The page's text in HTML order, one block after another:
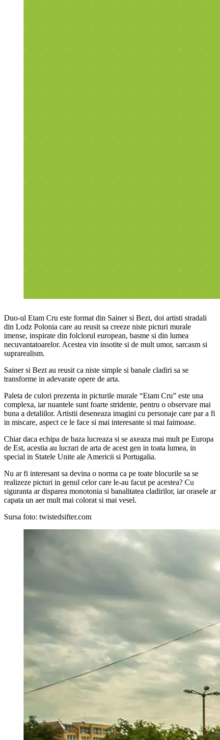
Duo-ul Etam Cru este format din Sainer si Bezt, doi artisti stradali
din Lodz Polonia care au reusit sa creeze niste picturi murale
imense, inspirate din folclorul european, basme si din lumea
necuvantatoarelor. Acestea vin insotite si de mult umor, sarcasm si
suprarealism.
Sainer si Bezt au reusit ca niste simple si banale cladiri sa se
transforme in adevarate opere de arta.
Paleta de culori prezenta in picturile murale “Etam Cru” este una
complexa, iar nuantele sunt foarte stridente, pentru o observare mai
buna a detaliilor. Artistii deseneaza imagini cu personaje care par a fi
in miscare, aspect ce le face si mai interesante si mai faimoase.
Chiar daca echipa de baza lucreaza si se axeaza mai mult pe Europa
de Est, acestia au lucrari de arta de acest gen in toata lumea, in
special in Statele Unite ale Americii si Portugalia.
Nu ar fi interesant sa devina o norma ca pe toate blocurile sa se
realizeze picturi in genul celor care le-au facut pe acestea? Cu
siguranta ar disparea monotonia si banalitatea cladirilor, iar orasele ar
capata un aer mult mai colorat si mai vesel.
Sursa foto: twistedsifter.com